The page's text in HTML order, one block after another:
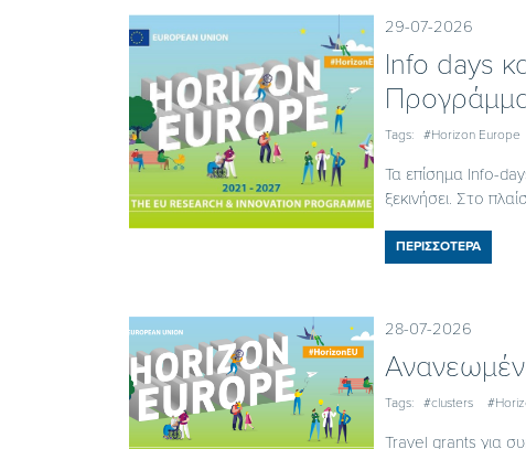
29-07-2026
Ιnfo days
Tags: #Horizon Europe
Τα επίσημα Info-
ξεκινήσει. Στο
ΠΕΡΙΣΣΟΤΕΡΑ
28-07-2026
Tags: #clusters
Travel grants για